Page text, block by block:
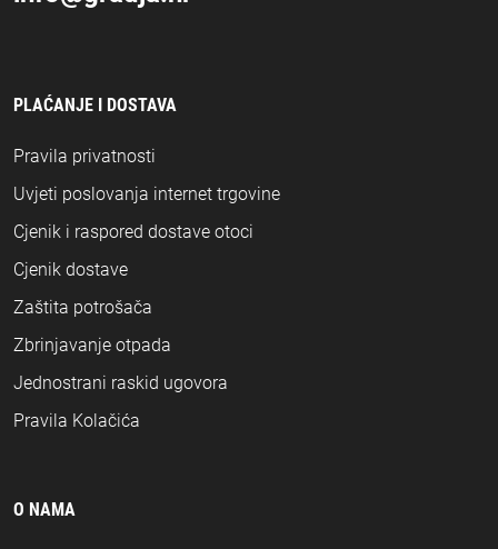
PLAĆANJE I DOSTAVA
Pravila privatnosti
Uvjeti poslovanja internet trgovine
Cjenik i raspored dostave otoci
Cjenik dostave
Zaštita potrošača
Zbrinjavanje otpada
Jednostrani raskid ugovora
Pravila Kolačića
O NAMA